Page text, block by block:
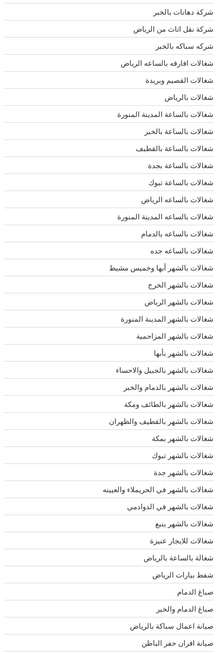
شركة دهانات بالخبر
شركة نقل اثاث من الرياض
شركه سباكه بالخبر
شغالات افارقه بالساعه الرياض
شغالات القصيم وبريدة
شغالات بالرياض
شغالات بالساعة المدينة المنورة
شغالات بالساعة بالخبر
شغالات بالساعة بالقطيف
شغالات بالساعة بجدة
شغالات بالساعة تبوك
شغالات بالساعه الرياض
شغالات بالساعه المدينة المنورة
شغالات بالساعه بالدمام
شغالات بالساعه جده
شغالات بالشهر أبها وخميس مشيط
شغالات بالشهر الخرج
شغالات بالشهر الرياض
شغالات بالشهر المدينة المنورة
شغالات بالشهر المزاحمية
شغالات بالشهر بأبها
شغالات بالشهر بالجبيل والاحساء
شغالات بالشهر بالدمام والخبر
شغالات بالشهر بالطائف ومكة
شغالات بالشهر بالقطيف والظهران
شغالات بالشهر بمكة
شغالات بالشهر تبوك
شغالات بالشهر جدة
شغالات بالشهر في الحريملاء والعيينه
شغالات بالشهر في الدوادمي
شغالات بالشهر ينبع
شغالات للايجار عنيزة
شغالة بالساعة بالرياض
شفط بيارات الرياض
صباغ الدمام
صباغ الدمام والخبر
صيانة اعمال سباكة بالرياض
صيانة افران حفر الباطن